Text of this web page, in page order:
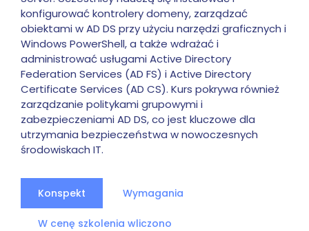
konfigurować kontrolery domeny, zarządzać
obiektami w AD DS przy użyciu narzędzi graficznych i
Windows PowerShell, a także wdrażać i
administrować usługami Active Directory
Federation Services (AD FS) i Active Directory
Certificate Services (AD CS). Kurs pokrywa również
zarządzanie politykami grupowymi i
zabezpieczeniami AD DS, co jest kluczowe dla
utrzymania bezpieczeństwa w nowoczesnych
środowiskach IT.
Konspekt Wymagania
W cenę szkolenia wliczono